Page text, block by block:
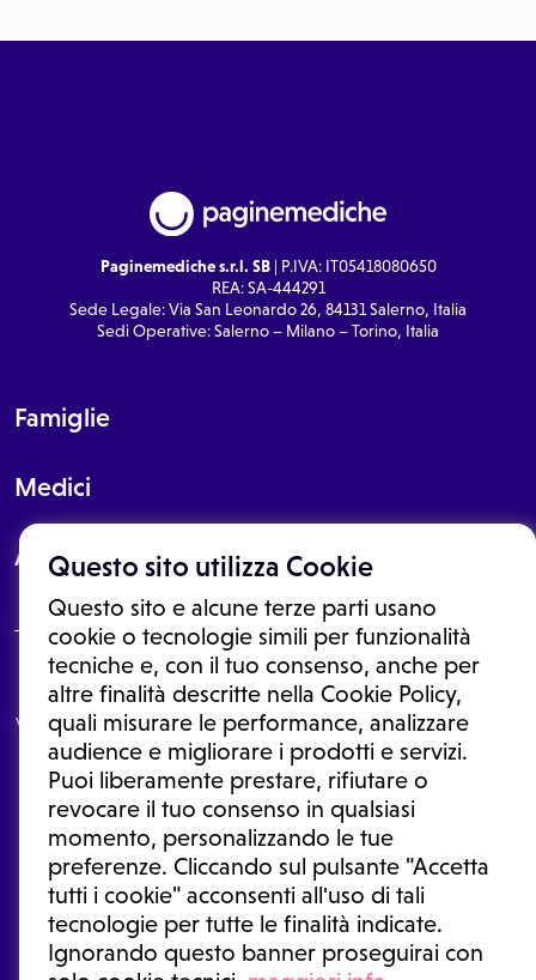
Questo sito utilizza Cookie
Questo sito e alcune terze parti usano
cookie o tecnologie simili per funzionalità
tecniche e, con il tuo consenso, anche per
altre finalità descritte nella Cookie Policy,
quali misurare le performance, analizzare
audience e migliorare i prodotti e servizi.
Puoi liberamente prestare, rifiutare o
revocare il tuo consenso in qualsiasi
momento, personalizzando le tue
preferenze. Cliccando sul pulsante "Accetta
tutti i cookie" acconsenti all'uso di tali
tecnologie per tutte le finalità indicate.
Ignorando questo banner proseguirai con
Paginemediche s.r.l. SB| P.IVA: IT05418080650
REA: SA-444291
Sede Legale: Via San Leonardo 26, 84131 Salerno, Italia
Sedi Operative: Salerno – Milano – Torino, Italia
Famiglie
Medici
About
Le informazioni proposte in questo sito non sono un consulto medico.
In nessun caso, queste informazioni sostituiscono un consulto, una
visita o una diagnosi formulata dal medico. Non si devono considerare
le informazioni disponibili come suggerimenti per la formulazione di
una diagnosi, la determinazione di un trattamento o l'assunzione o
sospensione di un farmaco senza prima consultare un medico di
medicina generale o uno specialista.
Condizioni di utilizzo|Privacy Policy |Gestione cookie
Ⓒ 2025 | Tutti i diritti riservati.